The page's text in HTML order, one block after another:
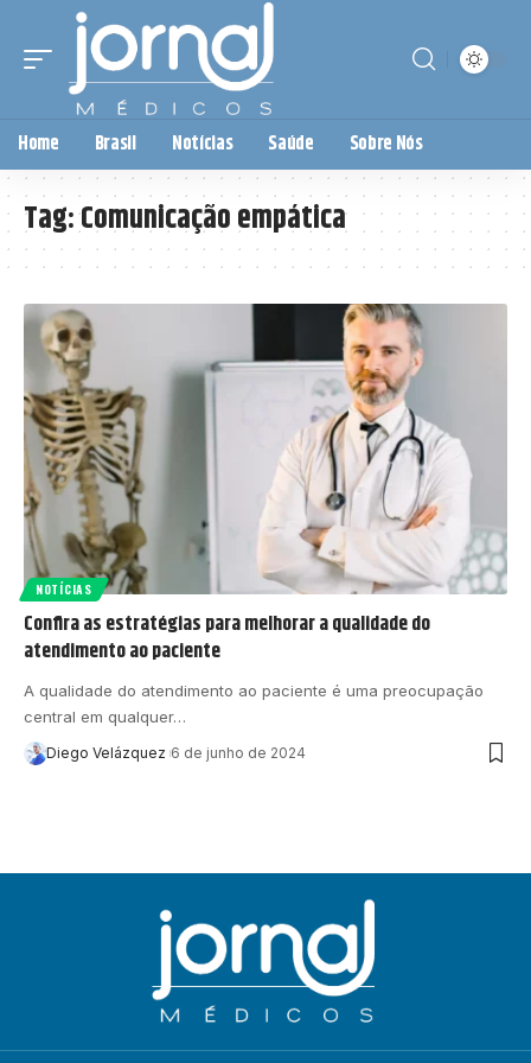
Home Brasil Notícias Saúde Sobre Nós
Tag:Comunicação empática
NOTÍCIAS
Confira as estratégias para melhorar a qualidade do
atendimento ao paciente
A qualidade do atendimento ao paciente é uma preocupação
central em qualquer…
Diego Velázquez 6 de junho de 2024